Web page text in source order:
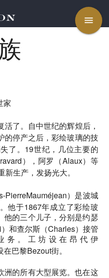
menu
家
活了。自中世纪的辉煌后，
的停产之后，彩绘玻璃的技
了。 19世纪，几位主要的
），阿罗（Alaux）等
新生产，发扬光大。
PierreMauméjean）是波城
他于1867年成立了彩绘玻
他的三个儿子，分别是约瑟
）和查尔斯（Charles）接管
务。工坊设在昂代伊
在巴黎Bezout街。
洲的所有大型展览。也在这